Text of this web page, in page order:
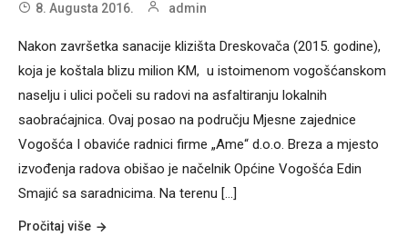
8. Augusta 2016. admin
Nakon završetka sanacije klizišta Dreskovača (2015. godine),
koja je koštala blizu milion KM, u istoimenom vogošćanskom
naselju i ulici počeli su radovi na asfaltiranju lokalnih
saobraćajnica. Ovaj posao na području Mjesne zajednice
Vogošća I obaviće radnici firme „Ame“ d.o.o. Breza a mjesto
izvođenja radova obišao je načelnik Općine Vogošća Edin
Smajić sa saradnicima. Na terenu [...]
Pročitaj više